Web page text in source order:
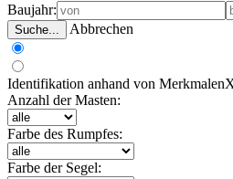
Baujahr:
Suche... Abbrechen
Identifikation anhand von Merkmalen
Anzahl der Masten:
Farbe des Rumpfes:
Farbe der Segel: